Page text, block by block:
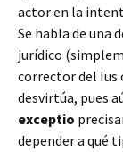
actor en la
Se habla de una
jurídico
corrector del Ius
desvirtúa, pues
exceptio
depender a qué